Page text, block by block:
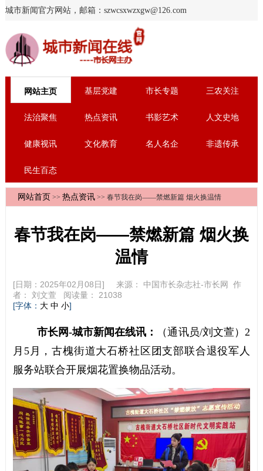
城市新闻官方网站，邮箱：szwcsxwzxgw@126.com
网站主页 基层党建 市长专题 三农关注
法治聚焦 热点资讯 书影艺术 人文史地
健康视讯 文化教育 名人名企 非遗传承
民生百态
网站首页 >> 热点资讯>> 春节我在岗——禁燃新篇 烟火换温情
春节我在岗——禁燃新篇 烟火换
温情
[日期：2025年02月08日] 来源： 中国市长杂志社-市长网 作
者： 刘文萱 阅读量： 21038
[字体： 大 中 小]
市长网-城市新闻在线讯： （通讯员/刘文萱） 2
月5月，古槐街道大石桥社区团支部联合退役军人
服务站联合开展烟花置换物品活动。